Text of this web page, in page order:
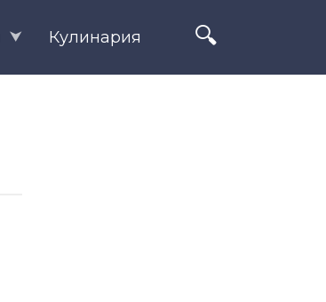
Кулинария